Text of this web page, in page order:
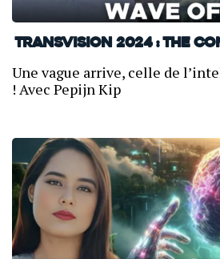
TransVision 2024 : The
Une vague arrive, celle de
! Avec Pepijn Kip